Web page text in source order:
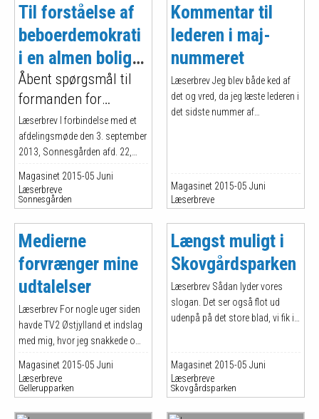
Til forståelse af
beboer­demo­kra­ti
i en almen bolig­
forening
Åbent spørgsmål til
formanden for
forenings­bestyrelsen,
Brabrand Bolig­
forening
Læserbrev I forbindelse med et
afdelingsmøde den 3. september
2013, Sonnesgården afd. 22,
Hanne Hansen forslag "Ja eller
nej til asfalt" på tilkørselsvejen,
stemmer 73 beboere nej til
asfalt. Der er frem til den 22. april
2015 ikke sket noget omkring
belægningen på tilkørselsvejen.
På afdelingsmødet den 22. april
2015 oplyser formand Ib
Frandsen i sin beretning, at
Magasinet 2015-05 Juni
Læserbreve
Sonnesgården
Kommentar til
lederen i maj-
nummeret
Læserbrev Jeg blev både ked af
det og vred, da jeg læste lederen i
det sidste nummer af
for at blive hørt. Det er vigtigt at
tænke over, at bladet skrives af
frivillige, som har begrænsede
resurser ligesom alle andre
mennesker. Præcis som Elsebeth
skriver. Samtidig synes jeg
Magasinet 2015-05 Juni
Læserbreve
Medierne
forvrænger mine
udtalelser
Læserbrev For nogle uger siden
havde TV2 Østjylland et indslag
med mig, hvor jeg snakkede om
mange negative ting, som også
Den Korte Avis lavede en artikel
Magasinet 2015-05 Juni
Læserbreve
Gellerupparken
Længst muligt i
Skovgårds­parken
Læserbrev Sådan lyder vores
slogan. Det ser også flot ud
udenpå på det store blad, vi fik i
rekreative områder. Det er
meningen, at der skal være
petanque, pavillon, scene, basket
og eksempelvis bænke. Her er
Magasinet 2015-05 Juni
Læserbreve
Skovgårdsparken